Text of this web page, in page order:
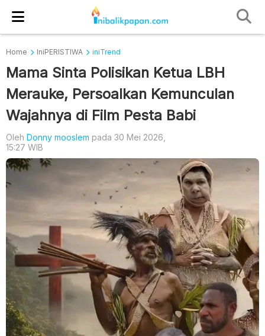
Home IniPERISTIWA iniTrend
Mama Sinta Polisikan Ketua LBH
Merauke, Persoalkan Kemunculan
Wajahnya di Film Pesta Babi
Oleh Donny mooslem pada 30 Mei 2026,
15:27 WIB